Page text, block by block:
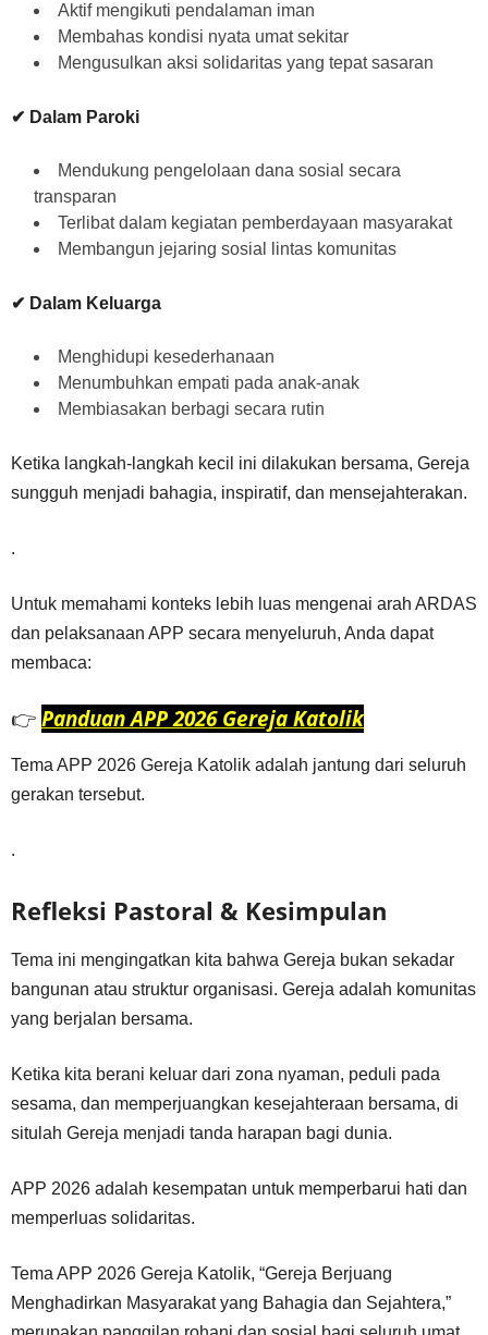
Aktif mengikuti pendalaman iman
Membahas kondisi nyata umat sekitar
Mengusulkan aksi solidaritas yang tepat sasaran
✔ Dalam Paroki
Mendukung pengelolaan dana sosial secara
transparan
Terlibat dalam kegiatan pemberdayaan masyarakat
Membangun jejaring sosial lintas komunitas
✔ Dalam Keluarga
Menghidupi kesederhanaan
Menumbuhkan empati pada anak-anak
Membiasakan berbagi secara rutin
Ketika langkah-langkah kecil ini dilakukan bersama, Gereja
sungguh menjadi bahagia, inspiratif, dan mensejahterakan.
.
Untuk memahami konteks lebih luas mengenai arah ARDAS
dan pelaksanaan APP secara menyeluruh, Anda dapat
membaca:
👉Panduan APP 2026 Gereja Katolik
Tema APP 2026 Gereja Katolik adalah jantung dari seluruh
gerakan tersebut.
.
Refleksi Pastoral & Kesimpulan
Tema ini mengingatkan kita bahwa Gereja bukan sekadar
bangunan atau struktur organisasi. Gereja adalah komunitas
yang berjalan bersama.
Ketika kita berani keluar dari zona nyaman, peduli pada
sesama, dan memperjuangkan kesejahteraan bersama, di
situlah Gereja menjadi tanda harapan bagi dunia.
APP 2026 adalah kesempatan untuk memperbarui hati dan
memperluas solidaritas.
Tema APP 2026 Gereja Katolik, “Gereja Berjuang
Menghadirkan Masyarakat yang Bahagia dan Sejahtera,”